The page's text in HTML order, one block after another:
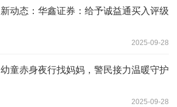
新动态：华鑫证券：给予诚益通买入评级
2025-09-28
幼童赤身夜行找妈妈，警民接力温暖守护
2025-09-28